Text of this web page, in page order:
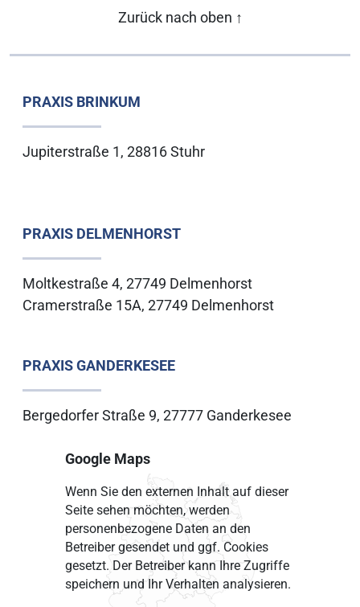
Zurück nach oben ↑
PRAXIS BRINKUM
Jupiterstraße 1, 28816 Stuhr
PRAXIS DELMENHORST
Moltkestraße 4, 27749 Delmenhorst
Cramerstraße 15A, 27749 Delmenhorst
PRAXIS GANDERKESEE
Bergedorfer Straße 9, 27777 Ganderkesee
Google Maps
Wenn Sie den externen Inhalt auf dieser
Seite sehen möchten, werden
personenbezogene Daten an den
Betreiber gesendet und ggf. Cookies
gesetzt. Der Betreiber kann Ihre Zugriffe
speichern und Ihr Verhalten analysieren.